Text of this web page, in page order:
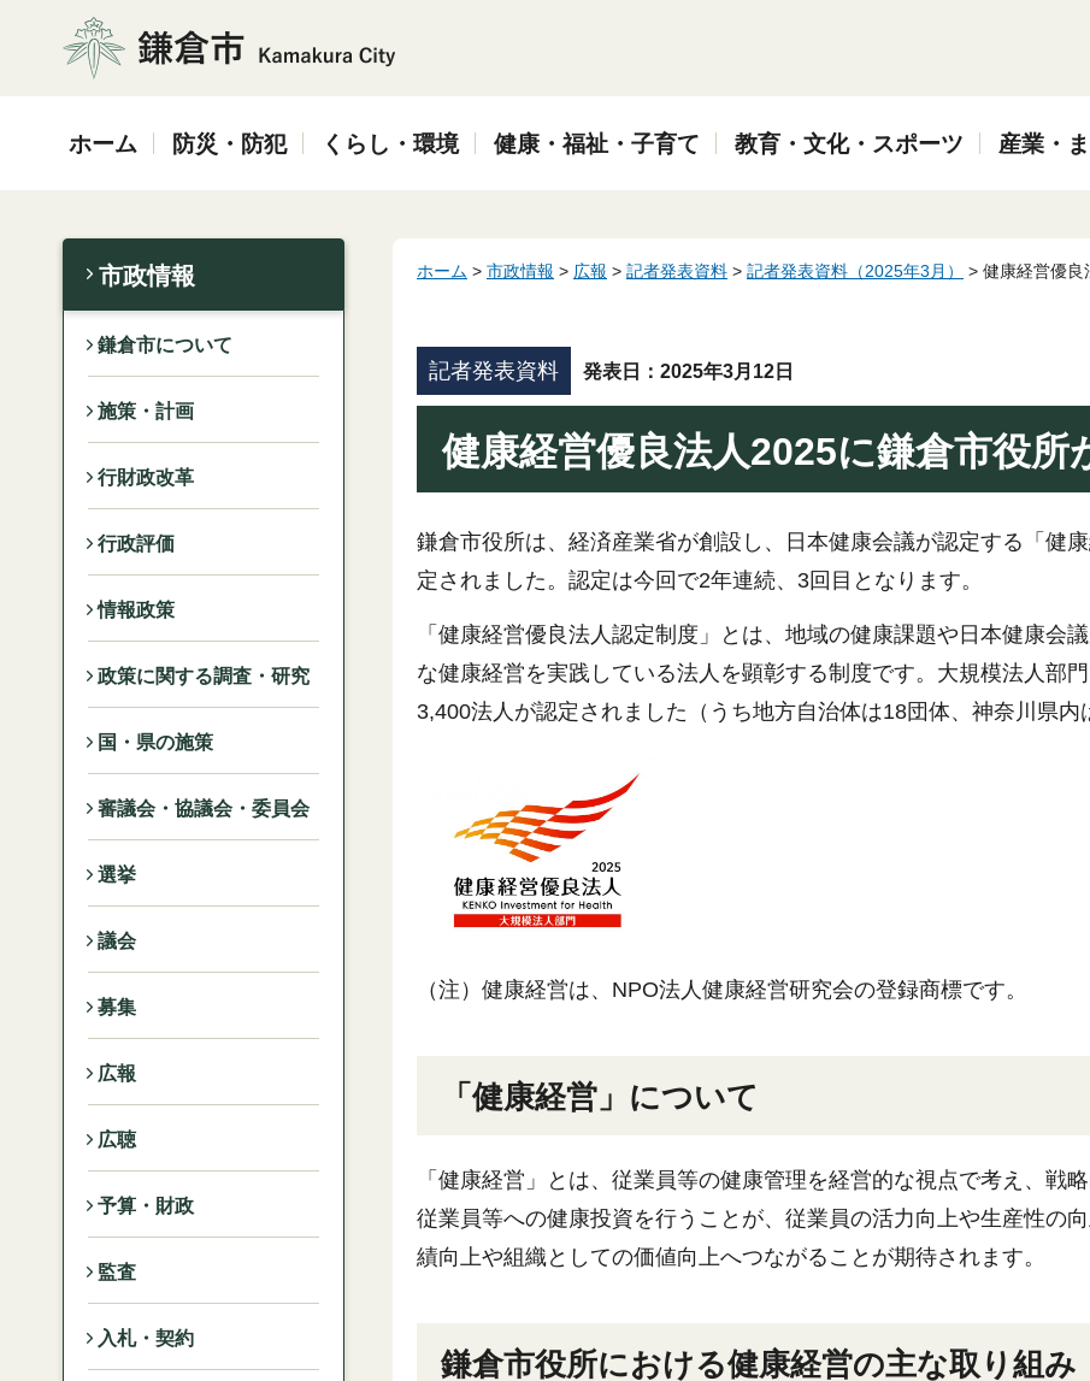
鎌倉市
ホーム 防災・防犯 くらし・環境 健康・福祉・子育て 教育・文化・スポーツ 産業・
市政情報
鎌倉市について
施策・計画
行財政改革
行政評価
情報政策
政策に関する調査・研究
国・県の施策
審議会・協議会・委員会
選挙
議会
募集
広報
広聴
予算・財政
監査
入札・契約
ホーム > 市政情報 > 広報 > 記者発表資料 > 記者発表資料（2025年3月） > 健康経営優良
記者発表資料 発表日：2025年3月12日
健康経営優良法人2025に鎌倉市役所
鎌倉市役所は、経済産業省が創設し、日本健康会議が認定する「健
定されました。認定は今回で2年連続、3回目となります。
「健康経営優良法人認定制度」とは、地域の健康課題や日本健康会
な健康経営を実践している法人を顕彰する制度です。大規模法人部
3,400法人が認定されました（うち地方自治体は18団体、神奈川県内
（注）健康経営は、NPO法人健康経営研究会の登録商標です。
「健康経営」について
「健康経営」とは、従業員等の健康管理を経営的な視点で考え、戦
従業員等への健康投資を行うことが、従業員の活力向上や生産性の
績向上や組織としての価値向上へつながることが期待されます。
鎌倉市役所における健康経営の主な取り組み